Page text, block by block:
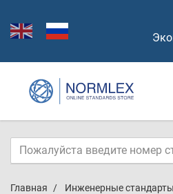
Главная Инженерные стандарты